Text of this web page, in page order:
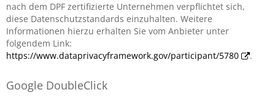
nach dem DPF zertifizierte Unternehmen verpflichtet sich,
diese Datenschutzstandards einzuhalten. Weitere
Informationen hierzu erhalten Sie vom Anbieter unter
folgendem Link:
https://www.dataprivacyframework.gov/participant/5780
.
Google DoubleClick